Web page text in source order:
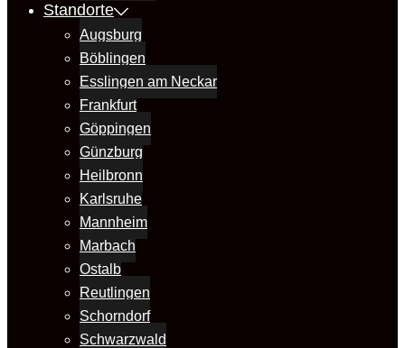
Standorte
Augsburg
Böblingen
Esslingen am Neckar
Frankfurt
Göppingen
Günzburg
Heilbronn
Karlsruhe
Mannheim
Marbach
Ostalb
Reutlingen
Schorndorf
Schwarzwald